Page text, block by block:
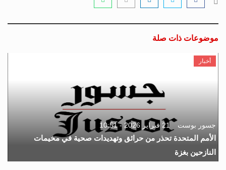
موضوعات ذات صلة
أخبار
جسور بوست 21 فبراير 2026 - 10:51
الأمم المتحدة تحذر من حرائق وتهديدات صحية في مخيمات
النازحين بغزة